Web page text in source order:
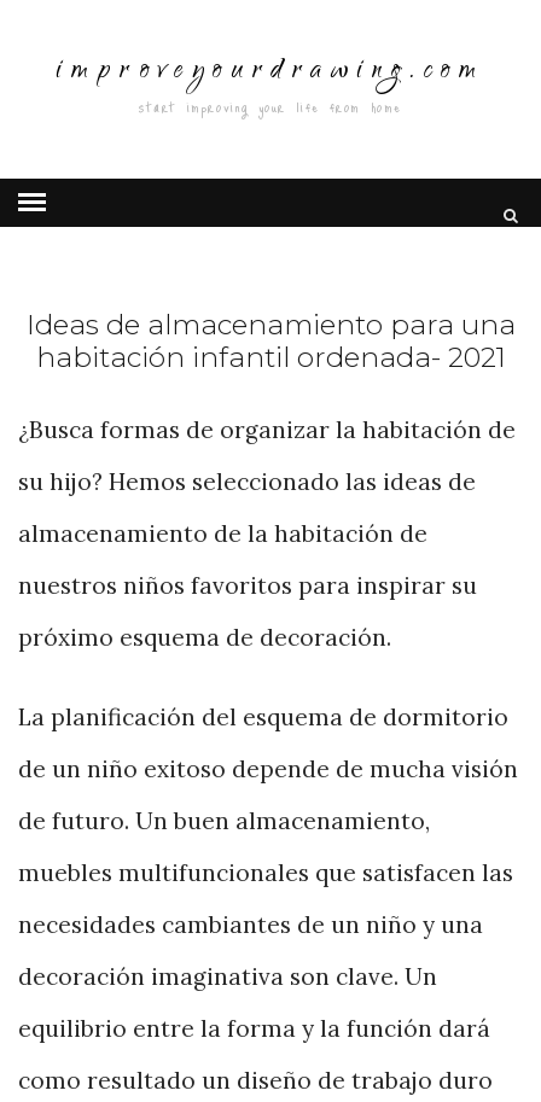
improveyourdrawing.com
start improving your life from home
Ideas de almacenamiento para una
habitación infantil ordenada- 2021
¿Busca formas de organizar la habitación de
su hijo? Hemos seleccionado las ideas de
almacenamiento de la habitación de
nuestros niños favoritos para inspirar su
próximo esquema de decoración.
La planificación del esquema de dormitorio
de un niño exitoso depende de mucha visión
de futuro. Un buen almacenamiento,
muebles multifuncionales que satisfacen las
necesidades cambiantes de un niño y una
decoración imaginativa son clave. Un
equilibrio entre la forma y la función dará
como resultado un diseño de trabajo duro